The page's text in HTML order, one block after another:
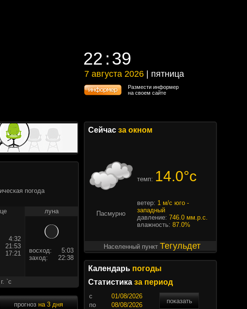
22 39
22 39
7 августа 2026 | пятница
7 августа 2026 | пятница
Размести информер
на своем сайте
погода
луна
4:32
21:53
17:21 восход:
5:03
заход:
22:38
`c
прогноз на 3 дня
Сейчас за окном
темп: 14.0°c
Пасмурно
ветер: 1 м/с юго -
западный
давление: 746.0 мм.р.с.
влажность: 87.0%
Населенный пункт Тегульдет
Календарь погоды
Статистика за период
c
показать
по